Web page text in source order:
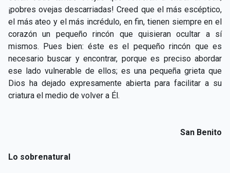
¡pobres ovejas descarriadas! Creed que el más escéptico,
el más ateo y el más incrédulo, en fin, tienen siempre en el
corazón un pequeño rincón que quisieran ocultar a sí
mismos. Pues bien: éste es el pequeño rincón que es
necesario buscar y encontrar, porque es preciso abordar
ese lado vulnerable de ellos; es una pequeña grieta que
Dios ha dejado expresamente abierta para facilitar a su
criatura el medio de volver a Él.
San Benito
Lo sobrenatural